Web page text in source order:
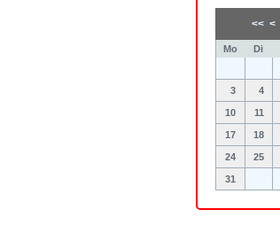
<< <
Mo Di
3 4
10 11
17 18
24 25
31